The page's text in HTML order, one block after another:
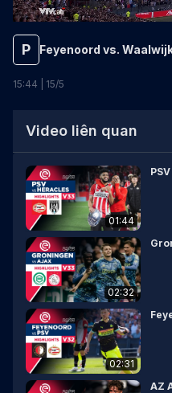
P Feyenoord vs.
15:44 15/5
Video liên quan
01:44
02:32
02:31
AZ